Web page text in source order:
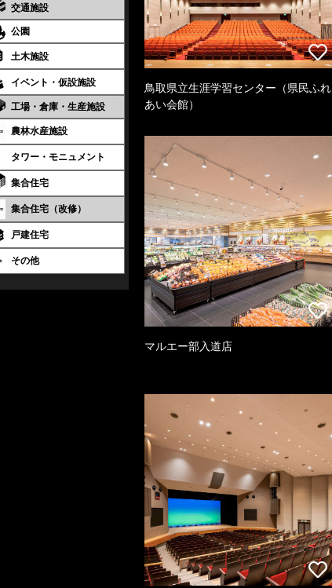
交通施設
公園
土木施設
イベント・仮設施設
工場・倉庫・生産施設
農林水産施設
タワー・モニュメント
集合住宅
集合住宅（改修）
戸建住宅
その他
鳥取県立生涯学習センター（県民ふれ
あい会館）
マルエー部入道店